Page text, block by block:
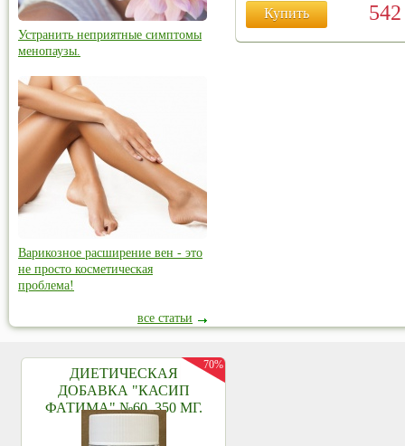
Купить
Устранить неприятные симптомы
менопаузы.
Варикозное расширение вен - это
не просто косметическая
проблема!
все статьи
ДИЕТИЧЕСКАЯ
ДОБАВКА "КАСИП
ФАТИМА" №60, 350 МГ.
70%